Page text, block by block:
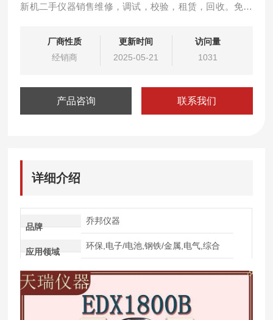
新机二手仪器销售维修，调试，校验，租赁，回收。免费
租赁环保测试仪器，可根据客户需要选择相应的日期租
赁，免费提供相应的技术支持和满意的服务，如有意向和
厂商性质
经销商
更新时间
2025-05-21
访问量
1031
产品咨询 联系我们
详细介绍
品牌
乔邦仪器
应用领域
环保,电子/电池,钢铁/金属,电气,综合